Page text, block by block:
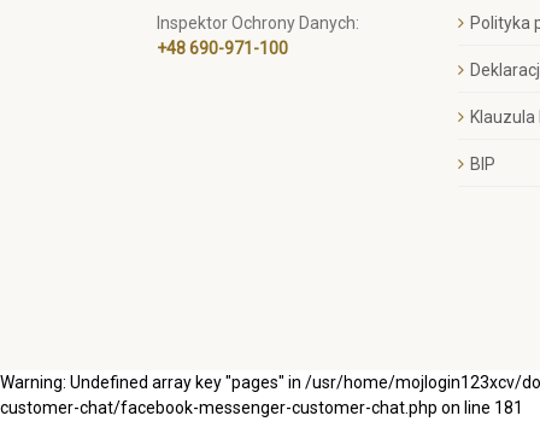
Inspektor Ochrony Danych:
+48 690-971-100
Polityka
BIP
Warning: Undefined array key "pages" in /usr/home/
customer-chat/facebook-messenger-customer-chat.php on line 181